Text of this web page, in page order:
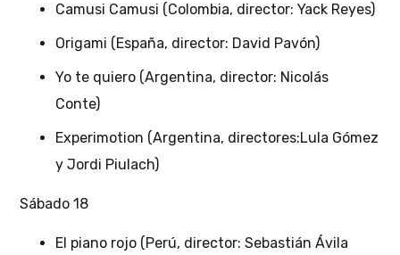
Camusi Camusi (Colombia, director: Yack Reyes)
Origami (España, director: David Pavón)
Yo te quiero (Argentina, director: Nicolás
Conte)
Experimotion (Argentina, directores:Lula Gómez
y Jordi Piulach)
Sábado 18
El piano rojo (Perú, director: Sebastián Ávila